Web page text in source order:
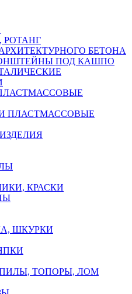
РОТАНГ
БЕТОНА
ПОД КАШПО
ПЛАСТМАССОВЫЕ
КРАСКИ
ШКУРКИ
ТОПОРЫ, ЛОМ